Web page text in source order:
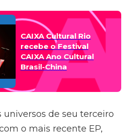
CAIXA Cultural Rio
recebe o Festival
CAIXA Ano Cultural
Brasil-China
universos de seu terceiro
o mais recente EP,